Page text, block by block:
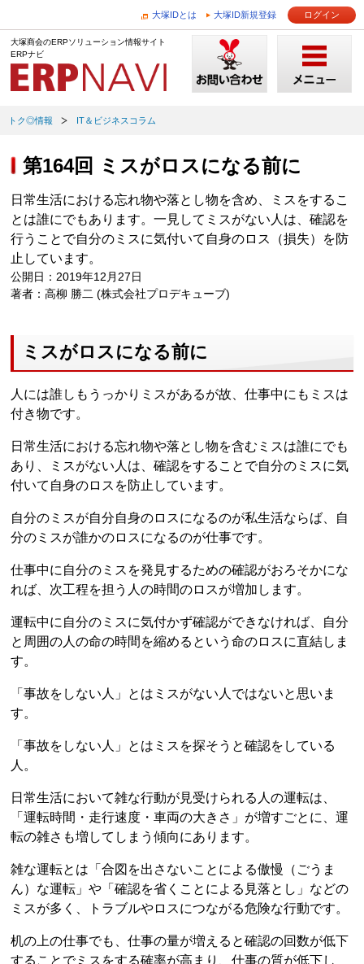
大塚IDとは 大塚ID新規登録 ログイン
大塚商会のERPソリューション情報サイト
ERPナビ
トク◎情報 IT＆ビジネスコラム
第164回 ミスがロスになる前に
日常生活における忘れ物や落とし物を含め、ミスをするこ
とは誰にでもあります。一見してミスがない人は、確認を
行うことで自分のミスに気付いて自身のロス（損失）を防
止しています。
公開日：2019年12月27日
著者：高柳 勝二 (株式会社プロデキューブ)
ミスがロスになる前に
人には誰しもうっかりミスがあるが故、仕事中にもミスは
付き物です。
日常生活における忘れ物や落とし物を含むミスは誰にでも
あり、ミスがない人は、確認をすることで自分のミスに気
付いて自身のロスを防止しています。
自分のミスが自分自身のロスになるのが私生活ならば、自
分のミスが誰かのロスになるのが仕事です。
仕事中に自分のミスを発見するための確認がおろそかにな
れば、次工程を担う人の時間のロスが増加します。
運転中に自分のミスに気付かず確認ができなければ、自分
と周囲の人の命の時間を縮めるという命のロスに直結しま
す。
「事故をしない人」とはミスがない人ではないと思いま
す。
「事故をしない人」とはミスを探そうと確認をしている
人。
日常生活において雑な行動が見受けられる人の運転は、
「運転時間・走行速度・車両の大きさ」が増すごとに、運
転の雑さも増してしまう傾向にあります。
雑な運転とは「合図を出さないことによる傲慢（ごうま
ん）な運転」や「確認を省くことによる見落とし」などの
ミスが多く、トラブルやロスにつながる危険な行動です。
机の上の仕事でも、仕事の量が増えると確認の回数が低下
することでミスをする確率が高まり、仕事の質が低下し